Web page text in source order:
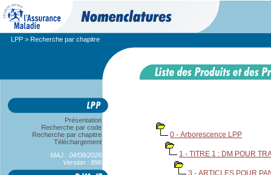
LPP > Recherche par chapitre
Présentation
Recherche par code
Recherche par chapitre
Téléchargement
MAJ : 04/08/2026
Version : 896
0 - Arborescence LPP
1 - TITRE 1 : DM POUR
3 - ARTICLES POUR